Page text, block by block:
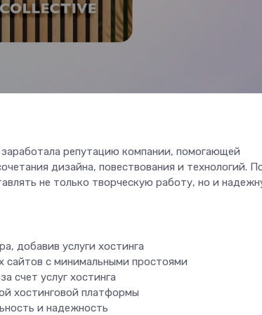
репутацию компании, помогающей
дизайна, повествования и технологий.
не только творческую работу, но и
добавив услуги хостинга
сайтов с минимальными простоями
счет услуг хостинга
хостинговой платформы
и надежность